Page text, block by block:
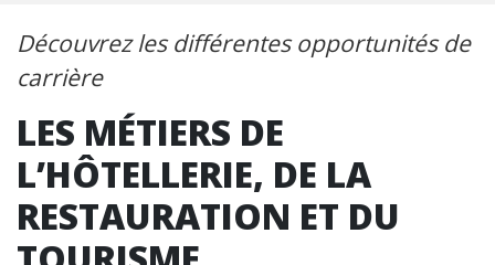
Découvrez les différentes opportunités de
carrière
LES MÉTIERS DE
L’HÔTELLERIE, DE LA
RESTAURATION ET DU